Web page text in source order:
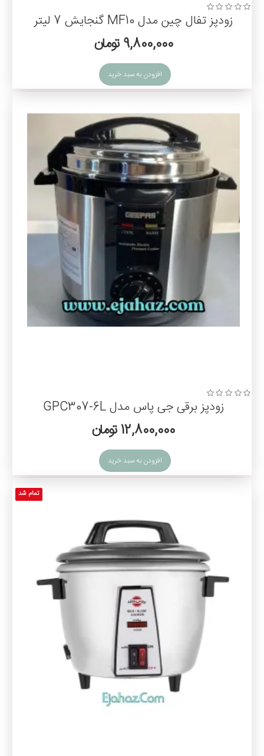
زودپز تفال چین مدل MF10 گنجایش 7 لیتر
9,800,000 تومان
افزودن به سبد خرید
زودپز برقی جی پاس مدل GPC307-6L
12,800,000 تومان
افزودن به سبد خرید
تمام شد